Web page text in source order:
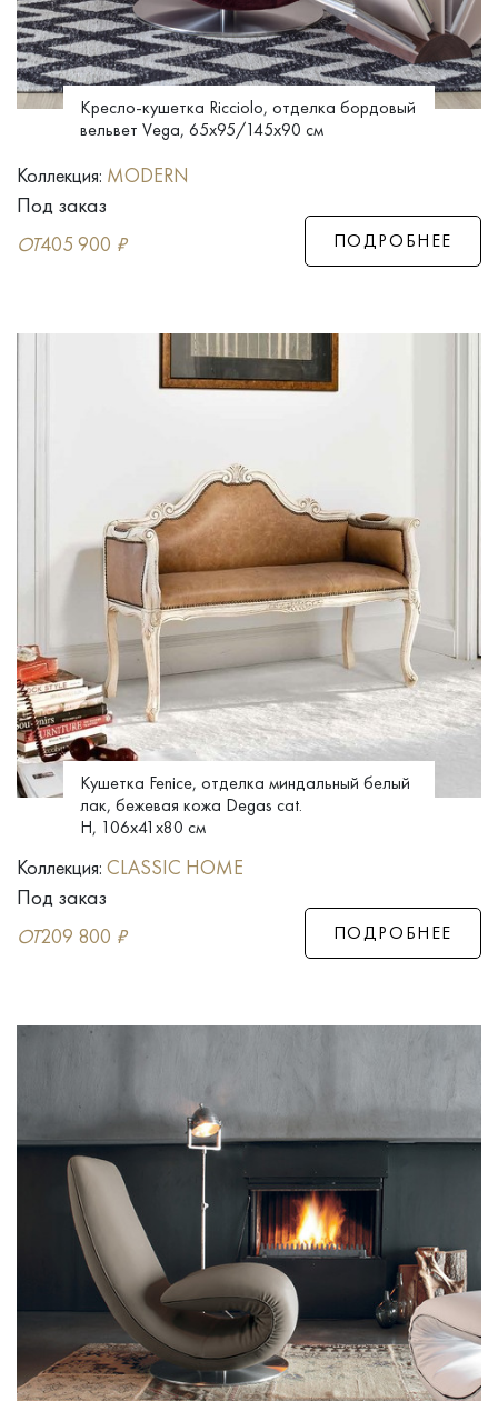
Кресло-кушетка Ricciolo, отделка бордовый
вельвет Vega, 65x95/145x90 см
Коллекция: MODERN
Под заказ
ОТ405 900 ₽ ПОДРОБНЕЕ
Кушетка Fenice, отделка миндальный белый
лак, бежевая кожа Degas cat.
H, 106x41x80 см
Коллекция: CLASSIC HOME
Под заказ
ОТ209 800 ₽ ПОДРОБНЕЕ